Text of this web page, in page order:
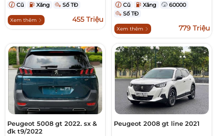
Cũ Xăng Số TĐ
Xem thêm 455 Triệu
Cũ Xăng
60000
Số TĐ
Xem thêm 779 Triệu
Peugeot 5008 gt 2022. sx &
đk t9/2022
Peugeot 2008 gt line 2021